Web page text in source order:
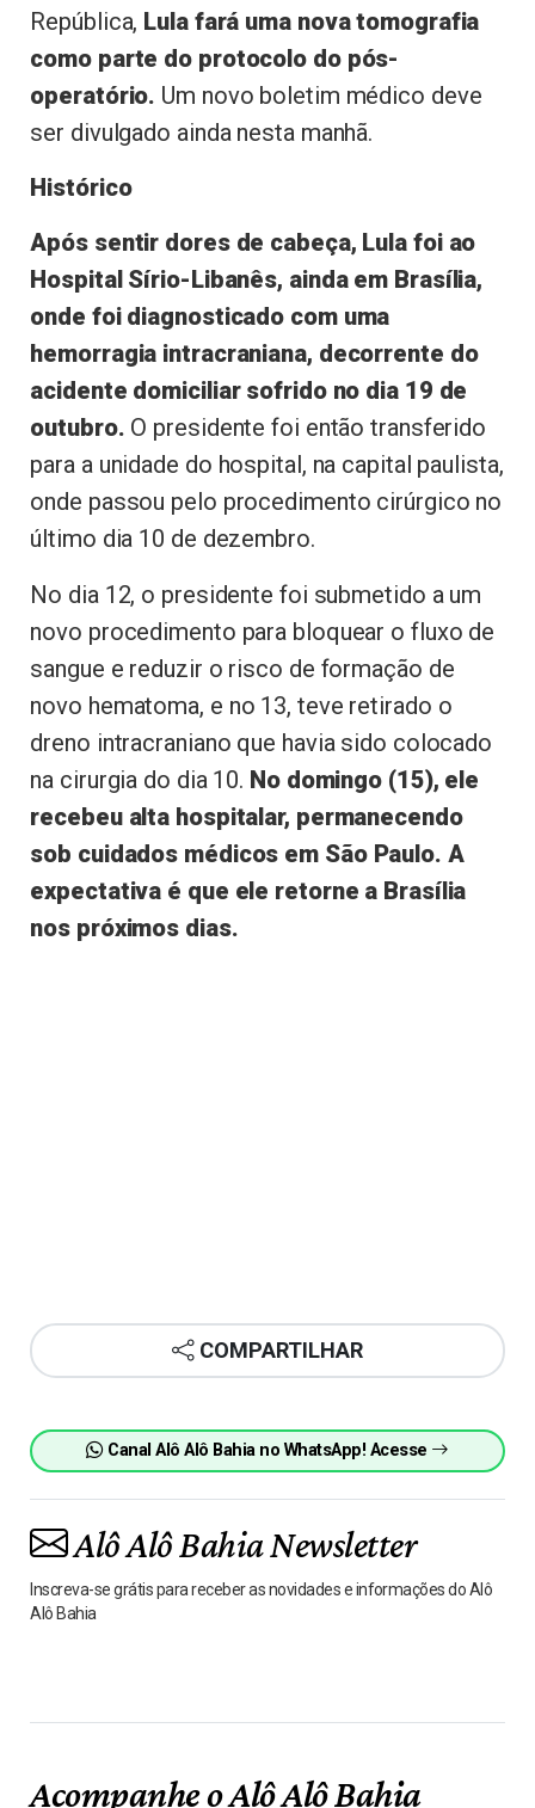
República, Lula fará uma nova tomografia
como parte do protocolo do pós-
operatório. Um novo boletim médico deve
ser divulgado ainda nesta manhã.
Histórico
Após sentir dores de cabeça, Lula foi ao
Hospital Sírio-Libanês, ainda em Brasília,
onde foi diagnosticado com uma
hemorragia intracraniana, decorrente do
acidente domiciliar sofrido no dia 19 de
outubro. O presidente foi então transferido
para a unidade do hospital, na capital paulista,
onde passou pelo procedimento cirúrgico no
último dia 10 de dezembro.
No dia 12, o presidente foi submetido a um
novo procedimento para bloquear o fluxo de
sangue e reduzir o risco de formação de
novo hematoma, e no 13, teve retirado o
dreno intracraniano que havia sido colocado
na cirurgia do dia 10. No domingo (15), ele
recebeu alta hospitalar, permanecendo
sob cuidados médicos em São Paulo. A
expectativa é que ele retorne a Brasília
nos próximos dias.
COMPARTILHAR
Canal Alô Alô Bahia no WhatsApp! Acesse
Alô Alô Bahia Newsletter
Inscreva-se grátis para receber as novidades e informações do Alô
Alô Bahia
Acompanhe o Alô Alô Bahia